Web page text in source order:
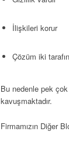
İlişkileri korur
Çözüm iki
Bu nedenle pek
kavuşmaktadır.
Firmamızın Diğer